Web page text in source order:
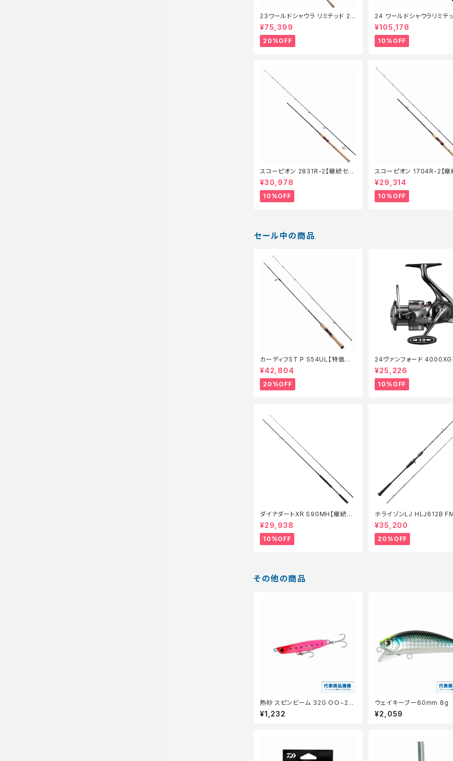
23ワールドシャウラ リミテッド 27
03R‐2【特価竿】【20】
¥75,399
20%OFF
24 ワールドシャウラリミテ
053R-3【継続セール_ロッド
0】
¥105,178
10%OFF
スコーピオン 2831R-2【継続セー
ル_ロッド】【10】
¥30,978
10%OFF
スコーピオン 1704R-2【継
ル_ロッド】【10】
¥29,314
10%OFF
セール中の商品
カーディフST P S54UL【特価ロッ
ド】【20】
¥42,804
20%OFF
24ヴァンフォード 4000XG
セール_リール】【10】
¥25,226
10%OFF
ダイナダートXR S90MH【継続セ
ール_ロッド】【10】
¥29,938
10%OFF
ホライゾンLJ HLJ612B FM
ロッド】【20】
¥35,200
20%OFF
その他の商品
熱砂 スピンビーム 32G ＯＯ−232
Ｍ 025【特価ルアー】【20】
¥1,232
ウェイキーブー60mm 8g
¥2,059